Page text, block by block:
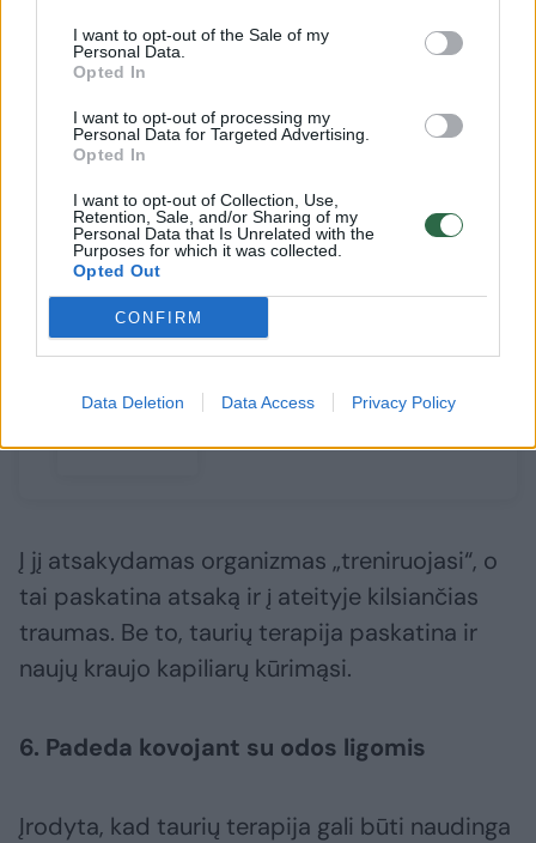
I want to opt-out of the Sale of my
Personal Data.
Opted In
I want to opt-out of processing my
Personal Data for Targeted Advertising.
Opted In
I want to opt-out of Collection, Use,
Retention, Sale, and/or Sharing of my
Personal Data that Is Unrelated with the
Purposes for which it was collected.
Opted Out
CONFIRM
Data Deletion Data Access Privacy Policy
Susiję straipsniai
9 augalai
nuo visų
ligų, kurių
verta
namuose
Į jį atsakydamas organizmas „treniruojasi“, o
tai paskatina atsaką ir į ateityje kilsiančias
traumas. Be to, taurių terapija paskatina ir
naujų kraujo kapiliarų kūrimąsi.
6. Padeda kovojant su odos ligomis
Įrodyta, kad taurių terapija gali būti naudinga